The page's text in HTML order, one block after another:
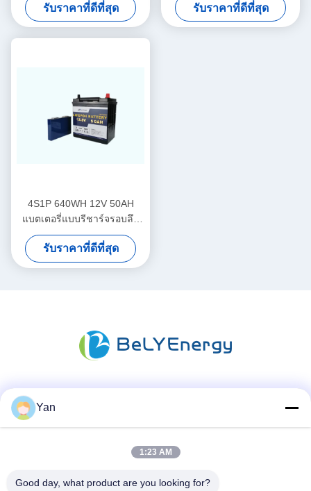
รับราคาที่ดีที่สุด
แบตเตอรี่
รับราคาที่ดีที่สุด
4S1P 640WH 12V 50AH
แบตเตอรี่แบบรีชาร์จรอบลึก
สำหรับมอเตอร์หลอก
รับราคาที่ดีที่สุด
Yan
1:23 AM
Good day, what product are you looking for?